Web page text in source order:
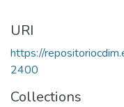
URI
https://
2400
Collections